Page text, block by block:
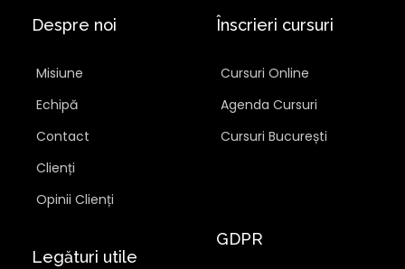
Despre noi
Misiune
Echipă
Contact
Clienți
Opinii Clienți
Înscrieri cursuri
Cursuri Online
Agenda Cursuri
Cursuri București
Legături utile
GDPR